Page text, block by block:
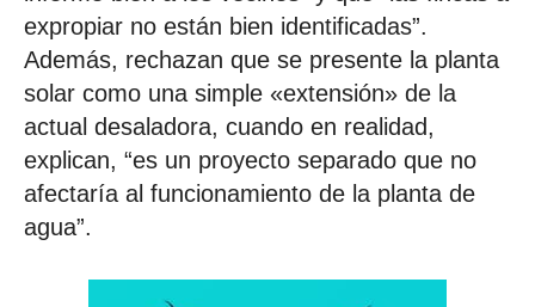
expropiar no están bien identificadas”.
Además, rechazan que se presente la planta
solar como una simple «extensión» de la
actual desaladora, cuando en realidad,
explican, “es un proyecto separado que no
afectaría al funcionamiento de la planta de
agua”.